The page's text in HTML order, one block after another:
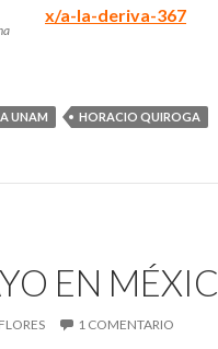
x/a-la-deriva-367
UNAM HORACIO QUIROGA
EN
FLORES 1 COMENTARIO